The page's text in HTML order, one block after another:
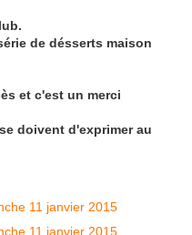
de désserts maison
et c'est un merci
doivent d'exprimer au